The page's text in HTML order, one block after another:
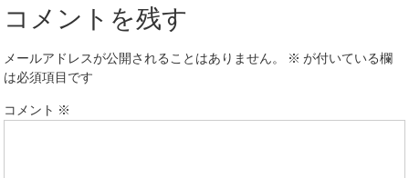
コメントを残す
メールアドレスが公開されることはありません。 ※ が付いている欄
は必須項目です
コメント ※